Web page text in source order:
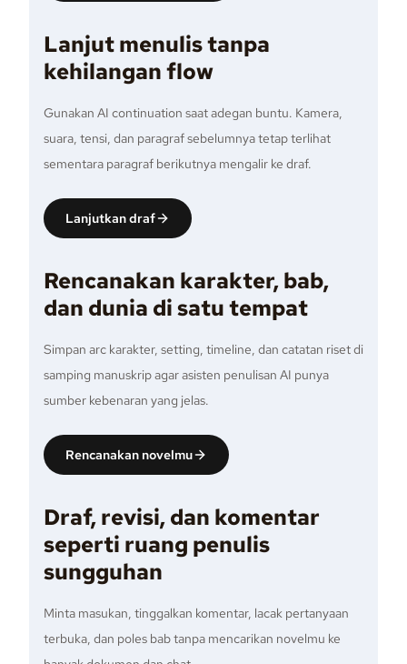
Lanjut menulis tanpa
kehilangan flow
Gunakan AI continuation saat adegan buntu. Kamera,
suara, tensi, dan paragraf sebelumnya tetap terlihat
sementara paragraf berikutnya mengalir ke draf.
Lanjutkan draf
Rencanakan karakter, bab,
dan dunia di satu tempat
Simpan arc karakter, setting, timeline, dan catatan riset di
samping manuskrip agar asisten penulisan AI punya
sumber kebenaran yang jelas.
Rencanakan novelmu
Draf, revisi, dan komentar
seperti ruang penulis
sungguhan
Minta masukan, tinggalkan komentar, lacak pertanyaan
terbuka, dan poles bab tanpa mencarikan novelmu ke